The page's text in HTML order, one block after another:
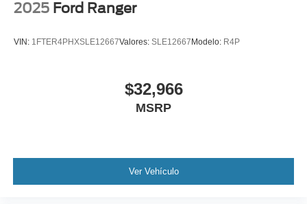
2025 Ford Ranger
VIN: 1FTER4PHXSLE12667Valores: SLE12667Modelo: R4P
$32,966
MSRP
Ver Vehículo